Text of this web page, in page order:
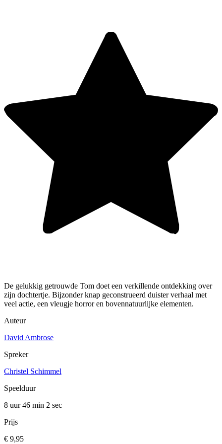
De gelukkig getrouwde Tom doet een verkillende ontdekking over
zijn dochtertje. Bijzonder knap geconstrueerd duister verhaal met
veel actie, een vleugje horror en bovennatuurlijke elementen.
Auteur
David Ambrose
Spreker
Christel Schimmel
Speelduur
8 uur 46 min 2 sec
Prijs
€ 9,95